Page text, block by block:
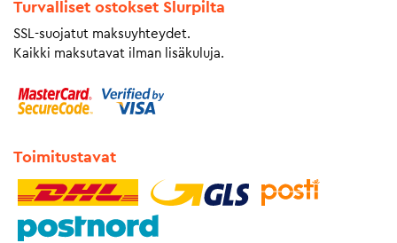
Turvalliset ostokset Slurpilta
SSL-suojatut maksuyhteydet.
Kaikki maksutavat ilman lisäkuluja.
Toimitustavat